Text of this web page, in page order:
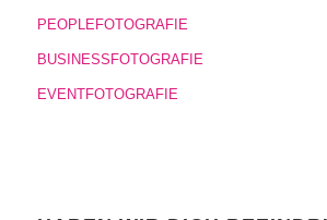
PEOPLEFOTOGRAFIE
BUSINESSFOTOGRAFIE
EVENTFOTOGRAFIE